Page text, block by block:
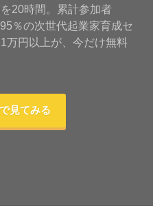
20時間。累計参加者
％の次世代起業家育成セ
万円以上が、今だけ無料
見てみる